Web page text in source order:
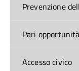
Prevenzione
Pari opportunità
Accesso civico